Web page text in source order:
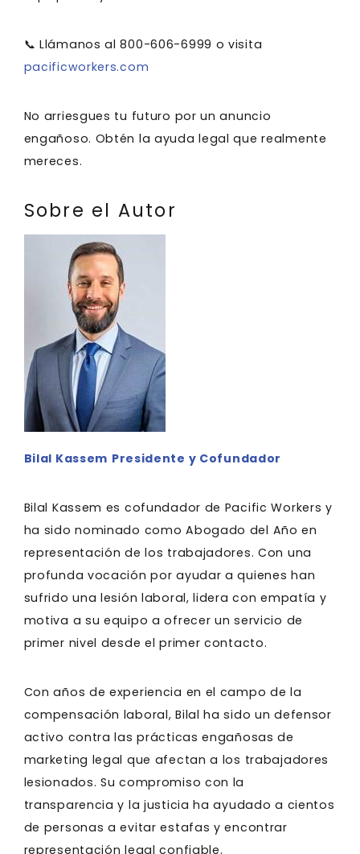
📞 Llámanos al 800-606-6999 o visita
pacificworkers.com
No arriesgues tu futuro por un anuncio
engañoso. Obtén la ayuda legal que realmente
mereces.
Sobre el Autor
Bilal Kassem Presidente y Cofundador
Bilal Kassem es cofundador de Pacific Workers y
ha sido nominado como Abogado del Año en
representación de los trabajadores. Con una
profunda vocación por ayudar a quienes han
sufrido una lesión laboral, lidera con empatía y
motiva a su equipo a ofrecer un servicio de
primer nivel desde el primer contacto.
Con años de experiencia en el campo de la
compensación laboral, Bilal ha sido un defensor
activo contra las prácticas engañosas de
marketing legal que afectan a los trabajadores
lesionados. Su compromiso con la
transparencia y la justicia ha ayudado a cientos
de personas a evitar estafas y encontrar
representación legal confiable.